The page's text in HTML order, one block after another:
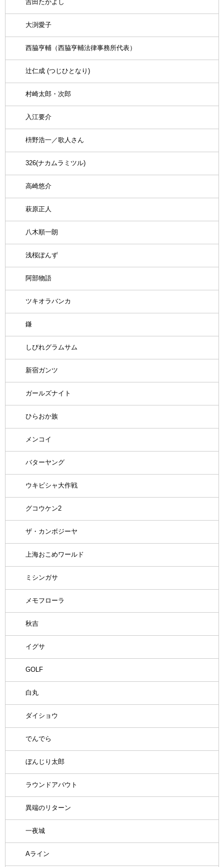
吉田たかよし
大渕愛子
西脇亨輔（西脇亨輔法律事務所代表）
辻仁成 (つじひとなり)
村崎太郎・次郎
入江要介
枡野浩一／歌人さん
326(ナカムラミツル)
高崎悠介
萩原正人
八木順一朗
浅桜ぽんず
阿部物語
ツキオラバンカ
鎌
しびれグラムサム
新宿ガンツ
ガールズナイト
ひらおか族
メンコイ
バターヤング
ウキビシャ大作戦
グコウケン2
ザ・カンボジーヤ
上海おこめワールド
ミシンガサ
メモフローラ
秋吉
イグサ
GOLF
白丸
ダイショウ
でんでら
ぼんじり太郎
ラウンドアバウト
異端のリターン
一夜城
Aライン